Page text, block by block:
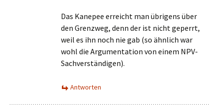
Das Kanepee erreicht man übrigens über
den Grenzweg, denn der ist nicht geperrt,
weil es ihn noch nie gab (so ähnlich war
wohl die Argumentation von einem NPV-
Sachverständigen).
Antworten